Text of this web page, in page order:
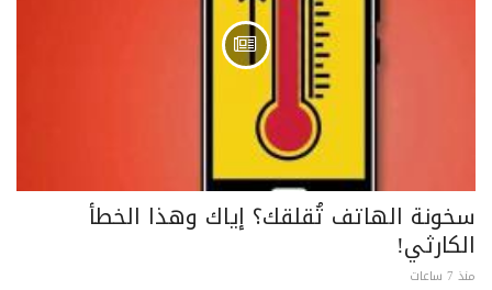
سخونة الهاتف تُقلقك؟ إياك وهذا الخطأ
الكارثي!
منذ 7 ساعات